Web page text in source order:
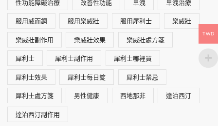
性功能障礙治療 改善性功能 早洩 早洩治療
服用威而鋼 服用樂威壯 服用犀利士 樂威壯
樂威壯副作用 樂威壯效果 樂威壯處方箋
犀利士 犀利士副作用 犀利士哪裡買
犀利士效果 犀利士每日錠 犀利士禁忌
犀利士處方箋 男性健康 西地那非 達泊西汀
達泊西汀副作用
TWD